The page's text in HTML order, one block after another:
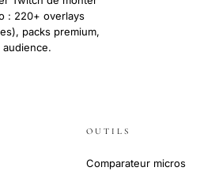
: 220+ overlays
packs premium,
audience.
OUTILS
Comparateur micros